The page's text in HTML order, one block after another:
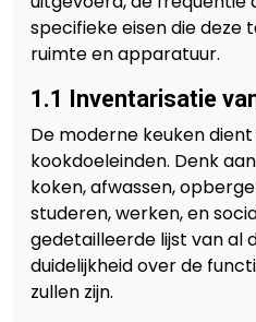
specifieke eisen die deze
ruimte en apparatuur.
1.1 Inventarisatie
De moderne keuken
kookdoeleinden. Denk
koken, afwassen,
studeren, werken, en
gedetailleerde lijst van al
duidelijkheid over de
zullen zijn.